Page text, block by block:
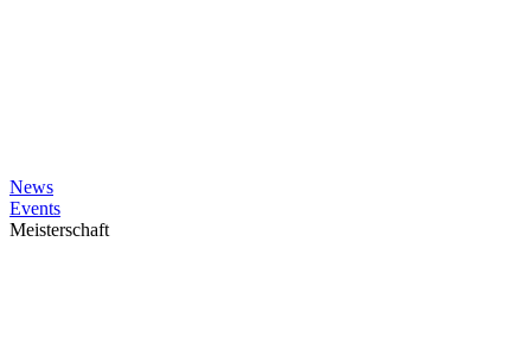
News
Events
Meisterschaft